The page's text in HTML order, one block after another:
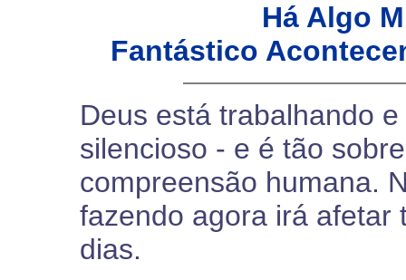
Há Algo
Fantástico
Deus está trabalhando
silencioso - e é tão
compreensão humana.
fazendo agora irá afetar
dias.